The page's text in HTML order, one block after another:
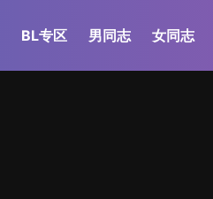
BL专区 男同志 女同志